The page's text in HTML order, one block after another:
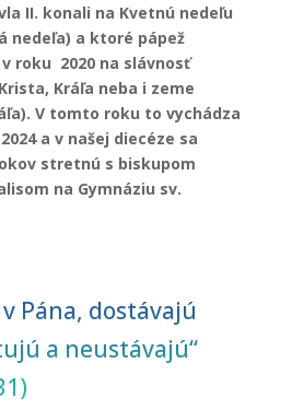
II. konali na Kvetnú nedeľu
nedeľa) a ktoré pápež
roku 2020 na slávnosť
Kráľa neba i zeme
V tomto roku to vychádza
a v našej diecéze sa
stretnú s biskupom
na Gymnáziu sv.
Pána, dostávajú
a neustávajú“